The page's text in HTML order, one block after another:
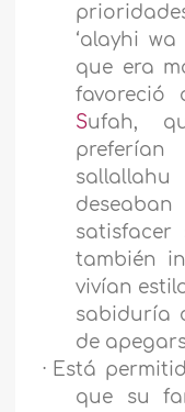
‘alayhi
que era
favoreció
Sufah,
satisfacer
también
vivían
sabiduría
de
· Está
que su